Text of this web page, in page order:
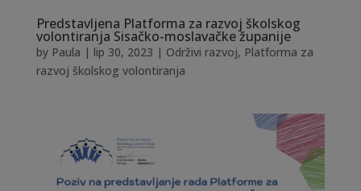
Predstavljena Platforma za razvoj školskog
volontiranja Sisačko-moslavačke županije
by Paula | lip 30, 2023 | Održivi razvoj, Platforma za
razvoj školskog volontiranja